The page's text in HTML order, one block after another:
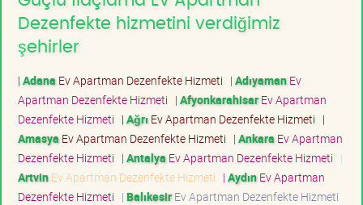
Dezenfekte hizmetini verdiğimiz
şehirler
| Adana Ev Apartman Dezenfekte Hizmeti | AdıyamanEv
Apartman Dezenfekte Hizmeti | AfyonkarahisarEv Apartman
Dezenfekte Hizmeti | Ağrı Ev Apartman Dezenfekte Hizmeti |
Amasya Ev Apartman Dezenfekte Hizmeti | Ankara Ev Apartman
Dezenfekte Hizmeti | Antalya Ev Apartman Dezenfekte Hizmeti |
ArtvinEv Apartman Dezenfekte Hizmeti | AydınEv Apartman
Dezenfekte Hizmeti | BalıkesirEv Apartman Dezenfekte Hizmeti